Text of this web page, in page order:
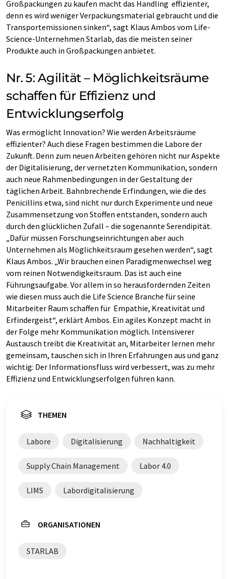
Großpackungen zu kaufen macht das Handling effizienter,
denn es wird weniger Verpackungsmaterial gebraucht und die
Transportemissionen sinken“, sagt Klaus Ambos vom Life-
Science-Unternehmen Starlab, das die meisten seiner
Produkte auch in Großpackungen anbietet.
Nr. 5: Agilität – Möglichkeitsräume
schaffen für Effizienz und
Entwicklungserfolg
Was ermöglicht Innovation? Wie werden Arbeitsräume
effizienter? Auch diese Fragen bestimmen die Labore der
Zukunft. Denn zum neuen Arbeiten gehören nicht nur Aspekte
der Digitalisierung, der vernetzten Kommunikation, sondern
auch neue Rahmenbedingungen in der Gestaltung der
täglichen Arbeit. Bahnbrechende Erfindungen, wie die des
Penicillins etwa, sind nicht nur durch Experimente und neue
Zusammensetzung von Stoffen entstanden, sondern auch
durch den glücklichen Zufall – die sogenannte Serendipität.
„Dafür müssen Forschungseinrichtungen aber auch
Unternehmen als Möglichkeitsraum gesehen werden“, sagt
Klaus Ambos. „Wir brauchen einen Paradigmenwechsel weg
vom reinen Notwendigkeitsraum. Das ist auch eine
Führungsaufgabe. Vor allem in so herausfordernden Zeiten
wie diesen muss auch die Life Science Branche für seine
Mitarbeiter Raum schaffen für Empathie, Kreativität und
Erfindergeist“, erklärt Ambos. Ein agiles Konzept macht in
der Folge mehr Kommunikation möglich. Intensiverer
Austausch treibt die Kreativität an, Mitarbeiter lernen mehr
gemeinsam, tauschen sich in Ihren Erfahrungen aus und ganz
wichtig: Der Informationsfluss wird verbessert, was zu mehr
Effizienz und Entwicklungserfolgen führen kann.
THEMEN
Labore Digitalisierung Nachhaltigkeit
Supply Chain Management Labor 4.0
LIMS Labordigitalisierung
ORGANISATIONEN
STARLAB